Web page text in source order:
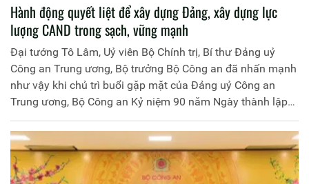
Hành động quyết liệt để xây dựng Đảng, xây dựng lực
lượng CAND trong sạch, vững mạnh
Đại tướng Tô Lâm, Uỷ viên Bộ Chính trị, Bí thư Đảng uỷ
Công an Trung ương, Bộ trưởng Bộ Công an đã nhấn mạnh
như vậy khi chủ trì buổi gặp mặt của Đảng uỷ Công an
Trung ương, Bộ Công an Kỷ niệm 90 năm Ngày thành lập
Đảng Cộng sản Việt Nam (3-2-1930 – 3-2-2020), tổ chức
sáng nay 31-1-2020 tại Hà Nội.